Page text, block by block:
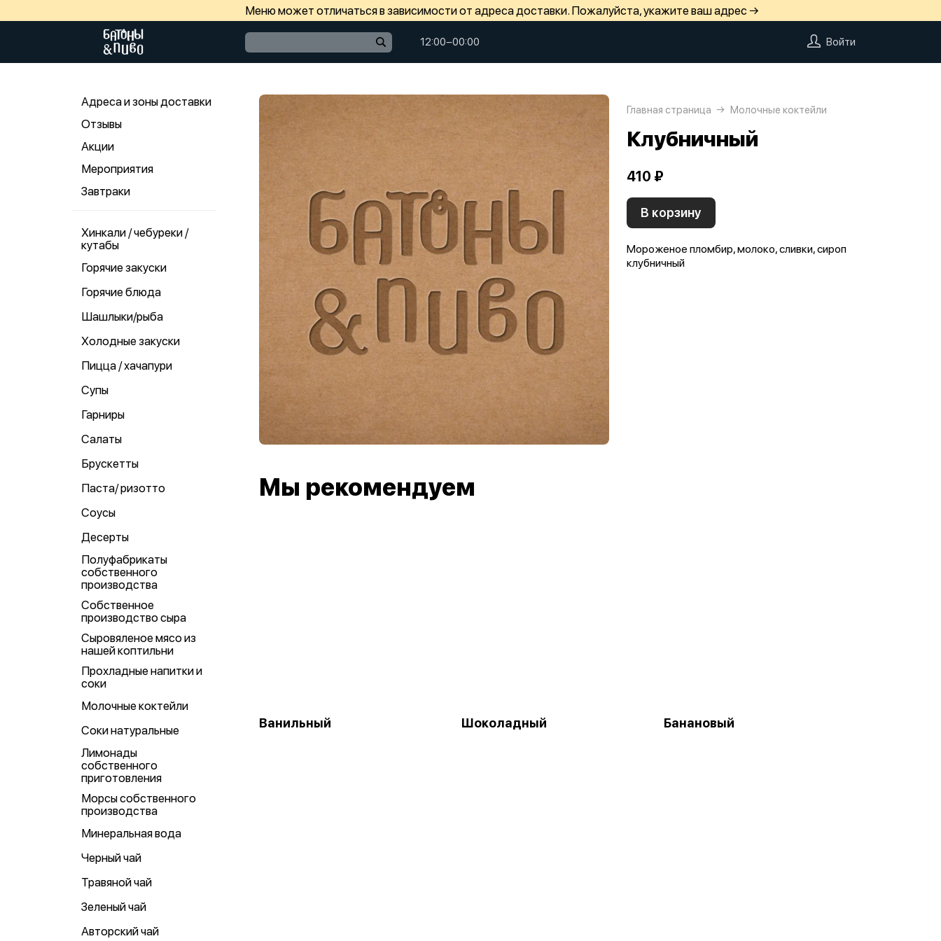
Меню может отличаться в зависимости от адреса доставки. Пожалуйста, укажите ваш адрес →
12:00−00:00 Войти
Адреса и зоны доставки
Отзывы
Акции
Мероприятия
Завтраки
Хинкали / чебуреки /
кутабы
Горячие закуски
Горячие блюда
Шашлыки/рыба
Холодные закуски
Пицца / хачапури
Супы
Гарниры
Салаты
Брускетты
Паста/ ризотто
Соусы
Десерты
Полуфабрикаты
собственного
производства
Собственное
производство сыра
Сыровяленое мясо из
нашей коптильни
Прохладные напитки и
соки
Молочные коктейли
Соки натуральные
Лимонады
собственного
приготовления
Морсы собственного
производства
Минеральная вода
Черный чай
Травяной чай
Зеленый чай
Авторский чай
Главная страница Молочные коктейли
Клубничный
410 ₽
В корзину
Мороженое пломбир, молоко, сливки, сироп
клубничный
Мы рекомендуем
Ванильный Шоколадный Банановый